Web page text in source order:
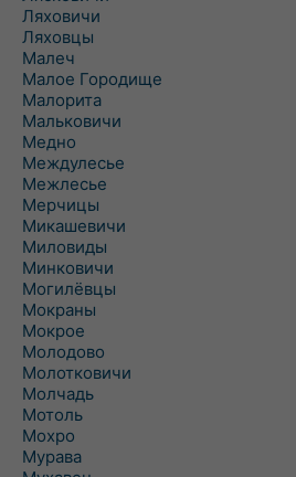
Ляховичи
Ляховцы
Малеч
Малое Городище
Малорита
Мальковичи
Медно
Междулесье
Межлесье
Мерчицы
Микашевичи
Миловиды
Минковичи
Могилёвцы
Мокраны
Мокрое
Молодово
Молотковичи
Молчадь
Мотоль
Мохро
Мурава